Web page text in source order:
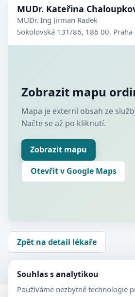
MUDr. Kateřina
MUDr. Ing Jirman Radek
Sokolovská 131/86, 186 00, Praha
Zobrazit mapu
Mapa je externí obsah ze
Načte se až po kliknutí.
Zobrazit mapu
Otevřít v Google Maps
Zpět na detail lékaře
Souhlas s analytikou
Používáme nezbytné technologie